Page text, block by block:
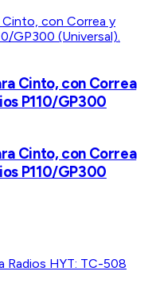
Cinto, con Correa
P110/GP300
Cinto, con Correa
P110/GP300